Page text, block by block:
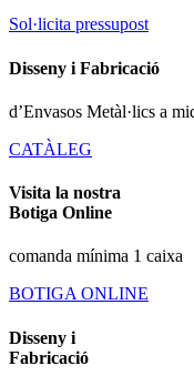
Sol·licita pressupost
Disseny i Fabricació
d’Envasos Metàl·lics a
CATÀLEG
Visita la nostra
Botiga Online
comanda mínima 1 caixa
BOTIGA ONLINE
Disseny i
Fabricació